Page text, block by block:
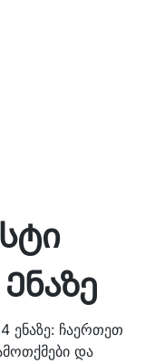
ენაზე: ჩაერთეთ
და